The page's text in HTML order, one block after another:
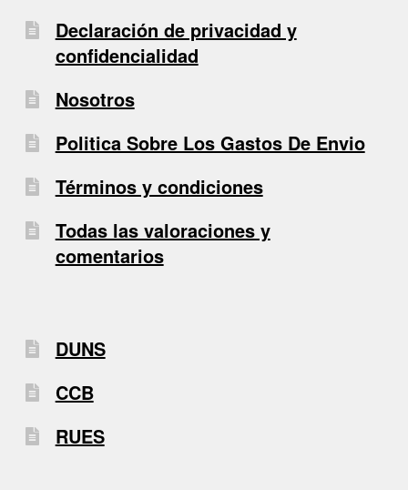
Declaración de privacidad y
confidencialidad
Nosotros
Politica Sobre Los Gastos De Envio
Términos y condiciones
Todas las valoraciones y
comentarios
DUNS
CCB
RUES